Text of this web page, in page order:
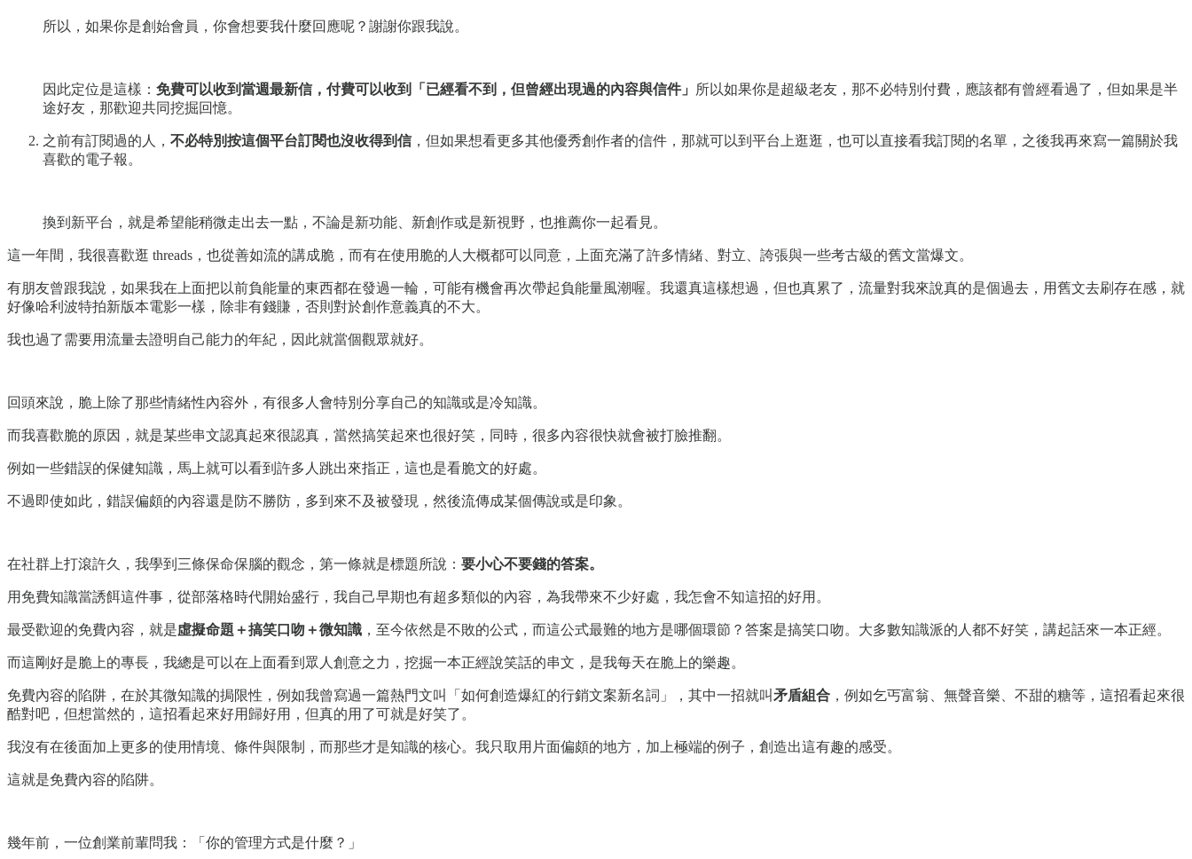
所以，如果你是創始會員，你會想要我什麼回應呢？謝謝你跟我說。
因此定位是這樣： 免費可以收到當週最新信，付費可以收到「已經看不到，但曾經出現過的內容與信件」
所以如果你是超級老友，那不必特別付費，應該都有曾經看過了，但如果是半
途好友，那歡迎共同挖掘回憶。
之前有訂閱過的人， 不必特別按這個平台訂閱也沒收得到信，但如果想看更多其他優秀創作者的信件，那就可以到平台上逛逛，也可以直接看我訂閱的名單，之後我再來寫一篇關於我
喜歡的電子報。
換到新平台，就是希望能稍微走出去一點，不論是新功能、新創作或是新視野，也推薦你一起看見。
這一年間，我很喜歡逛 threads，也從善如流的講成脆，而有在使用脆的人大概都可以同意，上面充滿了許多情緒、對立、誇張與一些考古級的舊文當爆文。
有朋友曾跟我說，如果我在上面把以前負能量的東西都在發過一輪，可能有機會再次帶起負能量風潮喔。我還真這樣想過，但也真累了，流量對我來說真的是個過去，用舊文去刷存在感，就
好像哈利波特拍新版本電影一樣，除非有錢賺，否則對於創作意義真的不大。
我也過了需要用流量去證明自己能力的年紀，因此就當個觀眾就好。
回頭來說，脆上除了那些情緒性內容外，有很多人會特別分享自己的知識或是冷知識。
而我喜歡脆的原因，就是某些串文認真起來很認真，當然搞笑起來也很好笑，同時，很多內容很快就會被打臉推翻。
例如一些錯誤的保健知識，馬上就可以看到許多人跳出來指正，這也是看脆文的好處。
不過即使如此，錯誤偏頗的內容還是防不勝防，多到來不及被發現，然後流傳成某個傳說或是印象。
在社群上打滾許久，我學到三條保命保腦的觀念，第一條就是標題所說： 要小心不要錢的答案。
用免費知識當誘餌這件事，從部落格時代開始盛行，我自己早期也有超多類似的內容，為我帶來不少好處，我怎會不知這招的好用。
最受歡迎的免費內容，就是虛擬命題＋搞笑口吻＋微知識 ，至今依然是不敗的公式，而這公式最難的地方是哪個環節？答案是搞笑口吻。大多數知識派的人都不好笑，講起話來一本正經。
而這剛好是脆上的專長，我總是可以在上面看到眾人創意之力，挖掘一本正經說笑話的串文，是我每天在脆上的樂趣。
免費內容的陷阱，在於其微知識的挶限性，例如我曾寫過一篇熱門文叫「如何創造爆紅的行銷文案新名詞」，其中一招就叫矛盾組合 ，例如乞丐富翁、無聲音樂、不甜的糖等，這招看起來很
酷對吧，但想當然的，這招看起來好用歸好用，但真的用了可就是好笑了。
我沒有在後面加上更多的使用情境、條件與限制，而那些才是知識的核心。我只取用片面偏頗的地方，加上極端的例子，創造出這有趣的感受。
這就是免費內容的陷阱。
幾年前，一位創業前輩問我：「你的管理方式是什麼？」